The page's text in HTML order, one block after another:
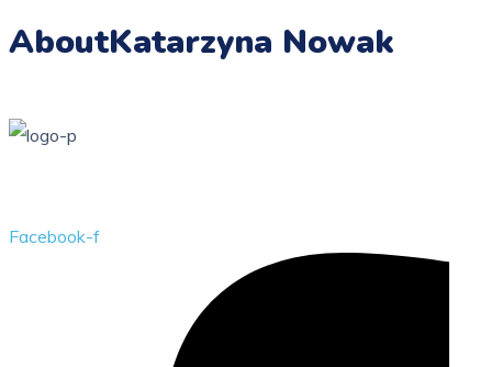
AboutKatarzyna Nowak
Facebook-f